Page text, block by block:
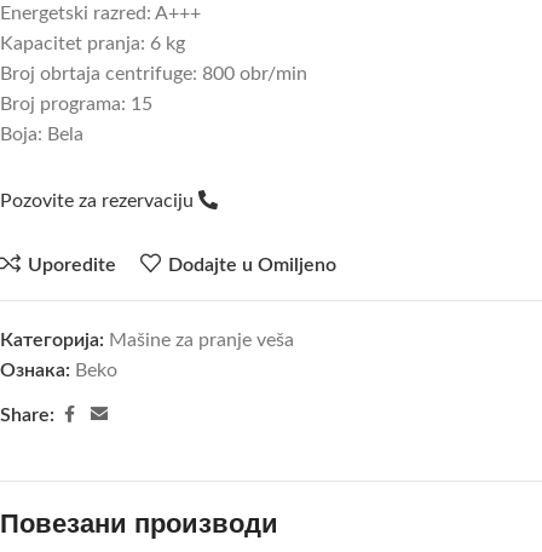
Energetski razred: A+++
Kapacitet pranja: 6 kg
Broj obrtaja centrifuge: 800 obr/min
Broj programa: 15
Boja: Bela
Pozovite za rezervaciju
Uporedite Dodajte u Omiljeno
Категорија: Mašine za pranje veša
Ознака: Beko
Share:
Повезани производи